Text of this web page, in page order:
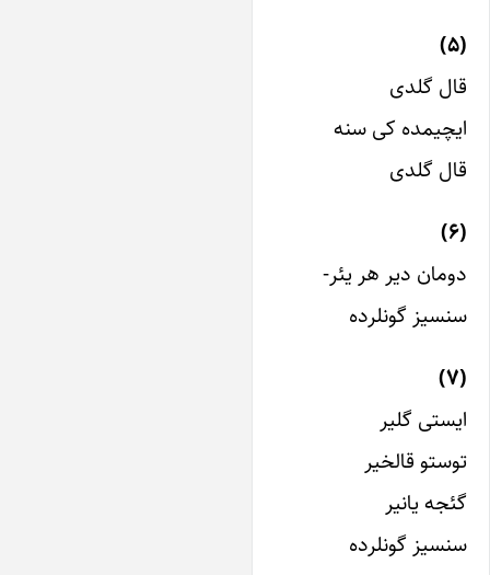
گلدی
کی سنه
گلدی
دیر هر یئر-
گونلرده
گلیر
قالخیر
یانیر
گونلرده